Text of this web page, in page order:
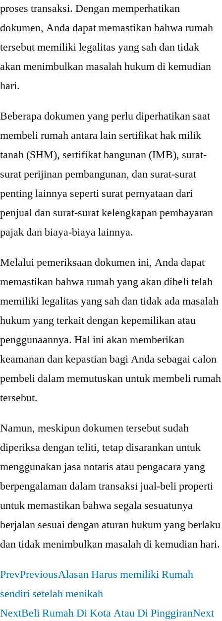
proses transaksi. Dengan memperhatikan
dokumen, Anda dapat memastikan bahwa rumah
tersebut memiliki legalitas yang sah dan tidak
akan menimbulkan masalah hukum di kemudian
hari.
Beberapa dokumen yang perlu diperhatikan saat
membeli rumah antara lain sertifikat hak milik
tanah (SHM), sertifikat bangunan (IMB), surat-
surat perijinan pembangunan, dan surat-surat
penting lainnya seperti surat pernyataan dari
penjual dan surat-surat kelengkapan pembayaran
pajak dan biaya-biaya lainnya.
Melalui pemeriksaan dokumen ini, Anda dapat
memastikan bahwa rumah yang akan dibeli telah
memiliki legalitas yang sah dan tidak ada masalah
hukum yang terkait dengan kepemilikan atau
penggunaannya. Hal ini akan memberikan
keamanan dan kepastian bagi Anda sebagai calon
pembeli dalam memutuskan untuk membeli rumah
tersebut.
Namun, meskipun dokumen tersebut sudah
diperiksa dengan teliti, tetap disarankan untuk
menggunakan jasa notaris atau pengacara yang
berpengalaman dalam transaksi jual-beli properti
untuk memastikan bahwa segala sesuatunya
berjalan sesuai dengan aturan hukum yang berlaku
dan tidak menimbulkan masalah di kemudian hari.
PrevPreviousAlasan Harus memiliki Rumah
sendiri setelah menikah
NextBeli Rumah Di Kota Atau Di PinggiranNext